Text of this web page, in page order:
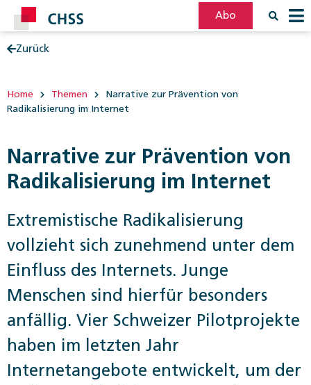
Abo
Zurück
Home Themen
Narrative zur Prävention von
Radikalisierung im Internet
Narrative zur Prävention von
Radikalisierung im Internet
Extremistische Radikalisierung
vollzieht sich zunehmend unter dem
Einfluss des Internets. Junge
Menschen sind hierfür besonders
anfällig. Vier Schweizer Pilotprojekte
haben im letzten Jahr
Internetangebote entwickelt, um der